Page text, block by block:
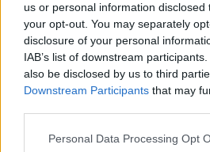
us or personal information
your opt-out. You may separately
disclosure of your personal
IAB’s list of downstream
also be disclosed by us to third
Downstream Participants that may
Personal Data Processing Opt
Ajax Feyenoord PSV
Daarom zit Peter Bosz niet
tegen FC Eindhoven
afhaakt? Deze opties heeft